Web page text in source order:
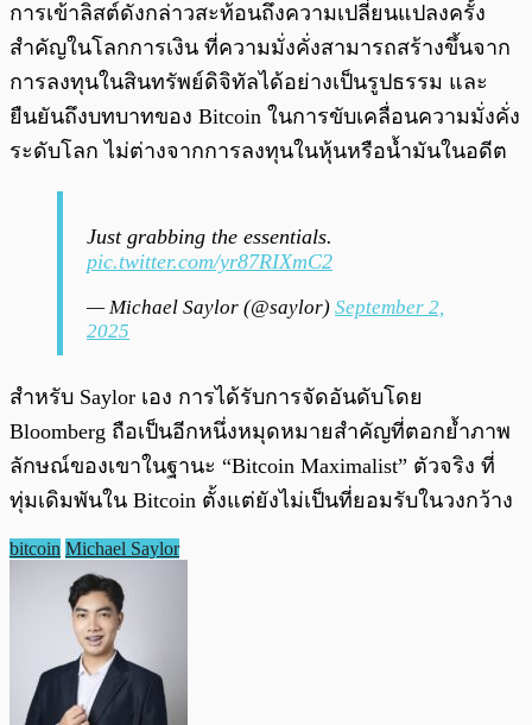
การเข้าลิสต์ดังกล่าวสะท้อนถึงความเปลี่ยนแปลงครั้ง
สำคัญในโลกการเงิน ที่ความมั่งคั่งสามารถสร้างขึ้นจาก
การลงทุนในสินทรัพย์ดิจิทัลได้อย่างเป็นรูปธรรม และ
ยืนยันถึงบทบาทของ Bitcoin ในการขับเคลื่อนความมั่งคั่ง
ระดับโลก ไม่ต่างจากการลงทุนในหุ้นหรือน้ำมันในอดีต
Just grabbing the essentials.
pic.twitter.com/yr87RIXmC2
— Michael Saylor (@saylor) September 2,
2025
สำหรับ Saylor เอง การได้รับการจัดอันดับโดย
Bloomberg ถือเป็นอีกหนึ่งหมุดหมายสำคัญที่ตอกย้ำภาพ
ลักษณ์ของเขาในฐานะ “Bitcoin Maximalist” ตัวจริง ที่
ทุ่มเดิมพันใน Bitcoin ตั้งแต่ยังไม่เป็นที่ยอมรับในวงกว้าง
bitcoin Michael Saylor